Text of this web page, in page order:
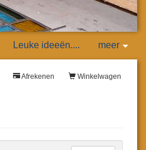
Leuke ideeën.... meer
Winkelwagen
Afrekenen